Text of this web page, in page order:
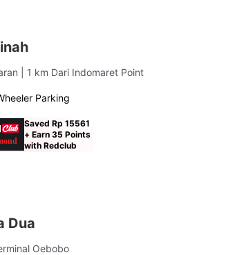
| 1 km Dari Indomaret Point
Parking
Saved Rp 15561
+ Earn 35 Points
with Redclub
Dua
Oebobo